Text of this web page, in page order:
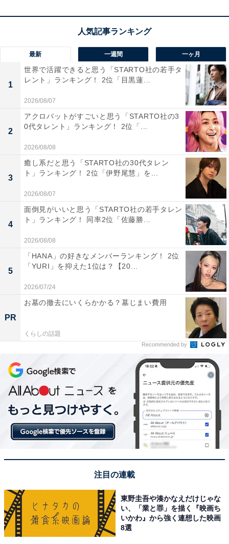
1位：生田斗真
View this post on Instagram
最新 一週間 一ヶ月
1
世界で活躍できると思う「STARTO社の若手タ
レント」ランキング！ 2位「目黒蓮...
2026/08/07
2
アクロバットがすごいと思う「STARTO社の3
0代タレント」ランキング！ 2位「...
2026/08/08
3
癒し系だと思う「STARTO社の30代タレン
ト」ランキング！ 2位「伊野尾慧」を...
2026/08/07
4
面倒見がいいと思う「STARTO社の若手タレン
ト」ランキング！ 同率2位「佐藤勝...
2026/08/08
5
「HANA」の好きなメンバーランキング！ 2位
「YURI」を抑えた1位は？【20...
2026/07/24
PR
お墓の撤去にいくらかかる？墓じまい費用
くらしの話題
Recommended by
注目の連載
東野圭吾や湊かなえだけじゃな
い、「業と罪」を描く『映画ち
いかわ』から強く連想した映画
8選